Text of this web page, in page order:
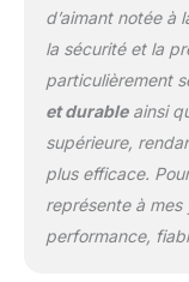
d’aimant notée à
la sécurité et la
particulièrement
et durableainsi
supérieure,
plus efficace.
représente à mes
performance,